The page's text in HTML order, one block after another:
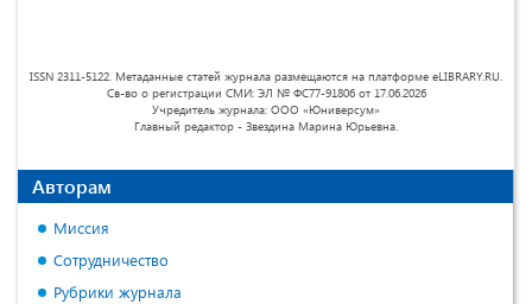
ISSN 2311-5122. Метаданные статей журнала размещаются на платформе eLIBRARY.RU.
Св-во о регистрации СМИ: ЭЛ № ФС77-91806 от 17.06.2026
Учредитель журнала: ООО «Юниверсум»
Главный редактор - Звездина Марина Юрьевна.
Авторам
Миссия
Сотрудничество
Рубрики журнала